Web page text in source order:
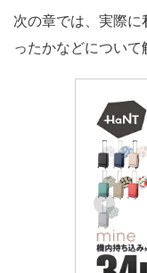
次の章では、実際
ったかなどについて